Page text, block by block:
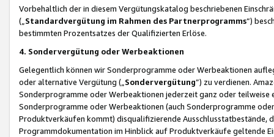
Vorbehaltlich der in diesem Vergütungskatalog beschriebenen
(„ Standardvergütung im Rahmen des Partnerprogramms“)
bestimmten Prozentsatzes der Qualifizierten Erlöse.
4. Sondervergütung oder Werbeaktionen
Gelegentlich können wir Sonderprogramme oder Werbeaktionen
oder alternative Vergütung („ Sondervergütung”) zu verdienen.
Sonderprogramme oder Werbeaktionen jederzeit ganz oder
Sonderprogramme oder Werbeaktionen (auch Sonderprogramme
Produktverkäufen kommt) disqualifizierende Ausschlusstatbestände,
Programmdokumentation im Hinblick auf Produktverkäufe geltende